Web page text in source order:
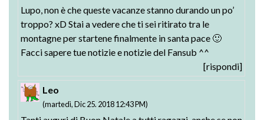
Lupo, non è che queste vacanze stanno durando un po’
troppo? xD Stai a vedere che ti sei ritirato tra le
montagne per startene finalmente in santa pace 🙂
Facci sapere tue notizie e notizie del Fansub ^^
[rispondi]
Leo
(martedì, Dic 25. 2018 12:43 PM)